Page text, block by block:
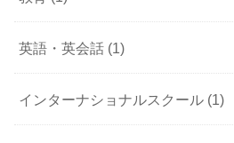
英語・英会話 (1)
インターナショナルスクール (1)